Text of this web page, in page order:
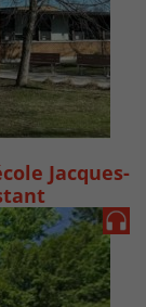
Jacques-